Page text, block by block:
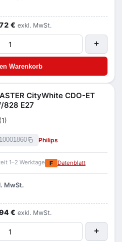
€ exkl. MwSt.
+
Warenkorb
CityWhite CDO-ET
828 E27
(1)
Philips
1–2 Werktage F Datenblatt
MwSt.
€ exkl. MwSt.
+